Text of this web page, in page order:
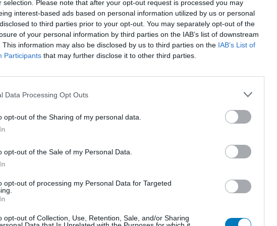
selection. Please note that after your opt-out request is processed you may
interest-based ads based on personal information utilized by us or personal
to third parties prior to your opt-out. You may separately opt-out of the
of your personal information by third parties on the IAB’s list of downstream
This information may also be disclosed by us to third parties on the IAB’s List of
Participants that may further disclose it to other third parties.
Data Processing Opt Outs
opt-out of the Sharing of my personal data.
opt-out of the Sale of my Personal Data.
opt-out of processing my Personal Data for Targeted
opt-out of Collection, Use, Retention, Sale, and/or Sharing
Effectiviteit
Hoeveelheid bijwerkingen
de
ter controle bij de reumatoloog, hij had het
ademhalings problemen en nu een
dat
[lees meer...]
1
Anticonceptie - overig
Depressie - antidepressiva SSRI